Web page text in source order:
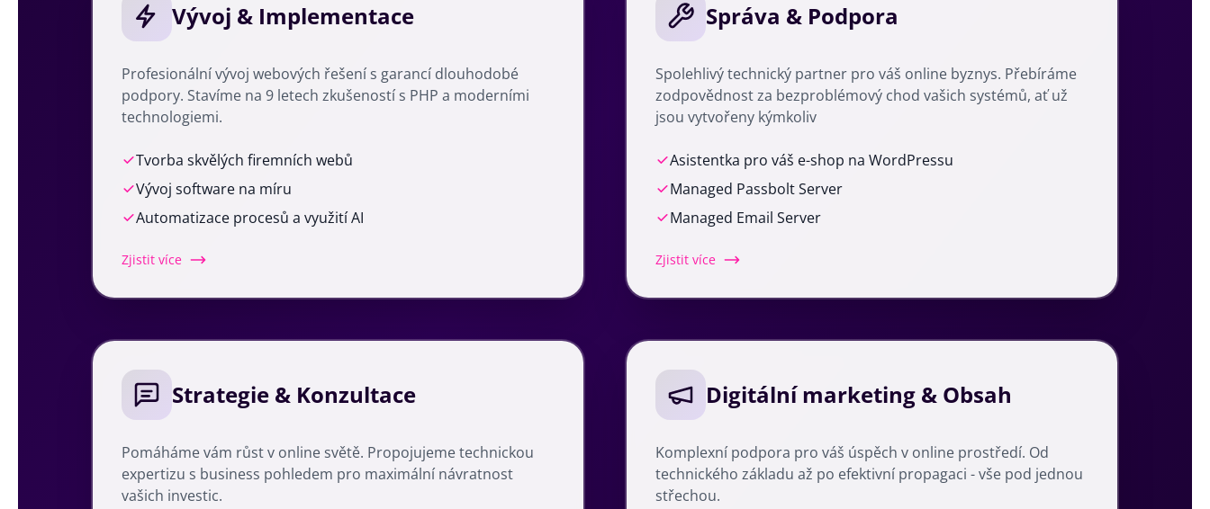
Vývoj & Implementace
Profesionální vývoj webových řešení s garancí dlouhodobé
podpory. Stavíme na 9 letech zkušeností s PHP a moderními
technologiemi.
Tvorba skvělých firemních webů
Vývoj software na míru
Automatizace procesů a využití AI
Zjistit více
Správa & Podpora
Spolehlivý technický partner pro váš online byznys. Přebíráme
zodpovědnost za bezproblémový chod vašich systémů, ať už
jsou vytvořeny kýmkoliv
Asistentka pro váš e-shop na WordPressu
Managed Passbolt Server
Managed Email Server
Zjistit více
Strategie & Konzultace
Pomáháme vám růst v online světě. Propojujeme technickou
expertizu s business pohledem pro maximální návratnost
vašich investic.
Digitální marketing & Obsah
Komplexní podpora pro váš úspěch v online prostředí. Od
technického základu až po efektivní propagaci - vše pod jednou
střechou.